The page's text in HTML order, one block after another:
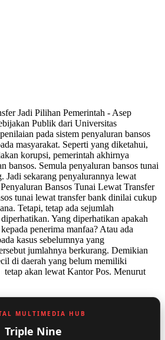
Jadi Pilihan Pemerintah - Asep
Publik dari Universitas
pada sistem penyaluran bansos
masyarakat. Seperti yang diketahui,
korupsi, pemerintah akhirnya
bansos. Semula penyaluran bansos tunai
Jadi sekarang penyalurannya lewat
Bansos Tunai Lewat Transfer
tunai lewat transfer bank dinilai cukup
Tetapi, tetap ada sejumlah
Yang diperhatikan apakah
penerima manfaa? Atau ada
kasus sebelumnya yang
jumlahnya berkurang. Demikian
di daerah yang belum memiliki
tetap akan lewat Kantor Pos. Menurut
MULTIMEDIA HUB
Triple Nine